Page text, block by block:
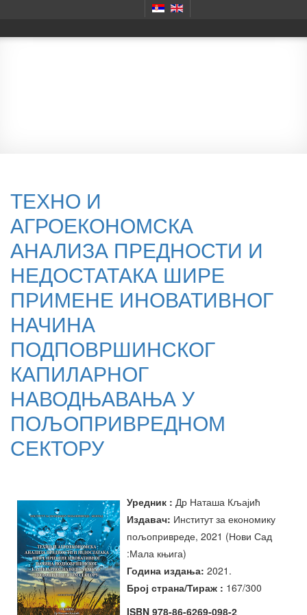
ТЕХНО И
АГРОЕКОНОМСКА
АНАЛИЗА ПРЕДНОСТИ И
НЕДОСТАТАКА ШИРЕ
ПРИМЕНЕ ИНОВАТИВНОГ
НАЧИНА
ПОДПОВРШИНСКОГ
КАПИЛАРНОГ
НАВОДЊАВАЊА У
ПОЉОПРИВРЕДНОМ
СЕКТОРУ
Уредник : Др Наташа Кљајић
Издавач: Институт за економику
пољопривреде, 2021 (Нови Сад
:Мала књига)
Година издања: 2021 .
Број страна/Тираж : 167/300
ISBN 978-86-6269-098-2